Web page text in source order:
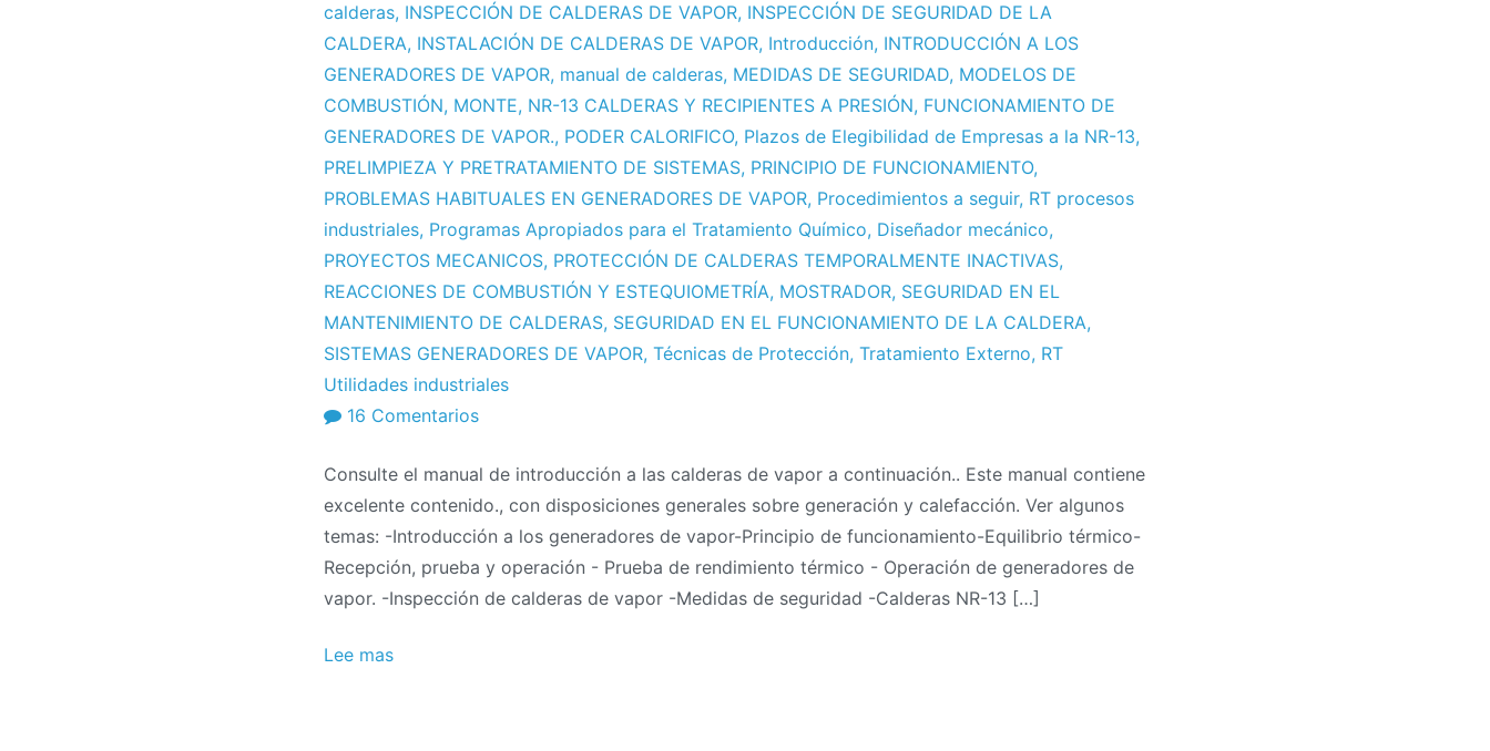
calderas, INSPECCIÓN DE CALDERAS DE VAPOR, INSPECCIÓN DE SEGURIDAD DE LA
CALDERA, INSTALACIÓN DE CALDERAS DE VAPOR, Introducción, INTRODUCCIÓN A LOS
GENERADORES DE VAPOR, manual de calderas, MEDIDAS DE SEGURIDAD, MODELOS DE
COMBUSTIÓN, MONTE, NR-13 CALDERAS Y RECIPIENTES A PRESIÓN, FUNCIONAMIENTO DE
GENERADORES DE VAPOR., PODER CALORIFICO, Plazos de Elegibilidad de Empresas a la NR-13,
PRELIMPIEZA Y PRETRATAMIENTO DE SISTEMAS, PRINCIPIO DE FUNCIONAMIENTO,
PROBLEMAS HABITUALES EN GENERADORES DE VAPOR, Procedimientos a seguir, RT procesos
industriales, Programas Apropiados para el Tratamiento Químico, Diseñador mecánico,
PROYECTOS MECANICOS, PROTECCIÓN DE CALDERAS TEMPORALMENTE INACTIVAS,
REACCIONES DE COMBUSTIÓN Y ESTEQUIOMETRÍA, MOSTRADOR, SEGURIDAD EN EL
MANTENIMIENTO DE CALDERAS, SEGURIDAD EN EL FUNCIONAMIENTO DE LA CALDERA,
SISTEMAS GENERADORES DE VAPOR, Técnicas de Protección, Tratamiento Externo, RT
Utilidades industriales
16 Comentariosen
de
la
caldera
–
Disposiciones
Consulte el manual de introducción a las calderas de vapor a continuación.. Este manual contiene
excelente contenido., con disposiciones generales sobre generación y calefacción. Ver algunos
temas: -Introducción a los generadores de vapor-Principio de funcionamiento-Equilibrio térmico-
Recepción, prueba y operación - Prueba de rendimiento térmico - Operación de generadores de
vapor. -Inspección de calderas de vapor -Medidas de seguridad -Calderas NR-13 […]
Lee mas